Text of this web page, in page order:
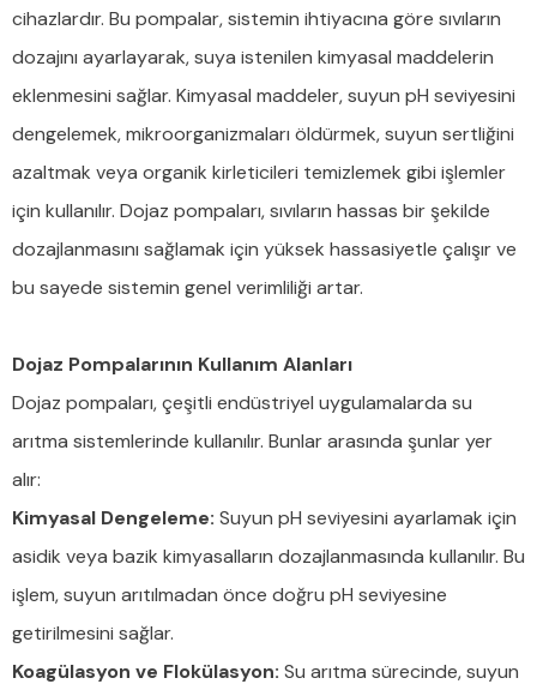
cihazlardır. Bu pompalar, sistemin ihtiyacına göre sıvıların
dozajını ayarlayarak, suya istenilen kimyasal maddelerin
eklenmesini sağlar. Kimyasal maddeler, suyun pH seviyesini
dengelemek, mikroorganizmaları öldürmek, suyun sertliğini
azaltmak veya organik kirleticileri temizlemek gibi işlemler
için kullanılır. Dojaz pompaları, sıvıların hassas bir şekilde
dozajlanmasını sağlamak için yüksek hassasiyetle çalışır ve
bu sayede sistemin genel verimliliği artar.
Dojaz Pompalarının Kullanım Alanları
Dojaz pompaları, çeşitli endüstriyel uygulamalarda su
arıtma sistemlerinde kullanılır. Bunlar arasında şunlar yer
alır:
Kimyasal Dengeleme: Suyun pH seviyesini ayarlamak için
asidik veya bazik kimyasalların dozajlanmasında kullanılır. Bu
işlem, suyun arıtılmadan önce doğru pH seviyesine
getirilmesini sağlar.
Koagülasyon ve Flokülasyon: Su arıtma sürecinde, suyun